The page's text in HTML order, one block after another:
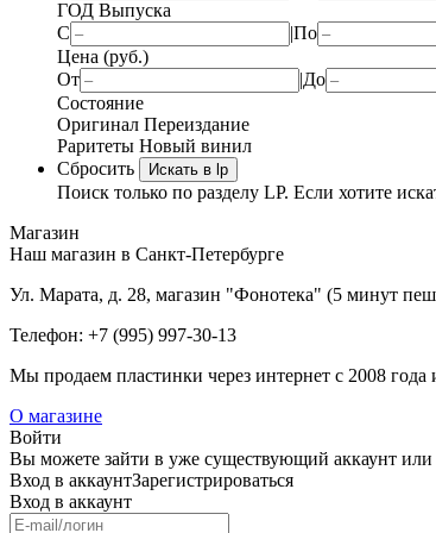
ГОД Выпуска
С
|По
Цена (руб.)
От
|До
Состояние
Оригинал Переиздание
Раритеты Новый винил
Сбросить
Искать в lp
Поиск только по разделу LP. Если хотите
Магазин
Наш магазин в Санкт-Петербурге
Ул. Марата, д. 28, магазин "Фонотека" (5 минут
Телефон: +7 (995) 997-30-13
Мы продаем пластинки через интернет c 2008 года
О магазине
Войти
Вы можете зайти в уже существующий аккаунт или
Вход в аккаунтЗарегистрироваться
Вход в аккаунт